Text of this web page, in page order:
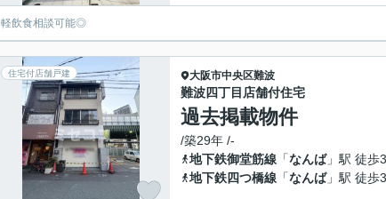
軽飲食相談可能◎
住宅付店舗戸建 大阪市中央区難波
難波四丁目店舗付住宅
過去掲載物件
/築29年 /-
地下鉄御堂筋線 「なんば」駅 徒歩
地下鉄四つ橋線 「なんば」駅 徒歩